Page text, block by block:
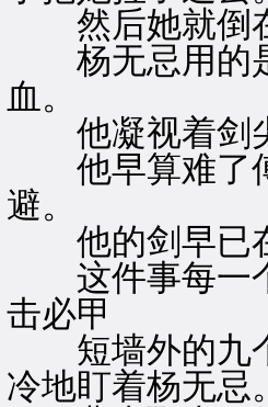
然后她就倒
杨无忌用的是
血。
他凝视着剑尖
他早算难了傅
避。
他的剑早已在
这件事每一个
击必甲
短墙外的九个
冷地盯着杨无忌。